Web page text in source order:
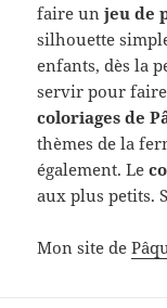
faire unjeu de
silhouette
enfants, dès la
servir pour
coloriages de
thèmes de la
également. Le
aux plus petits.
Mon site de